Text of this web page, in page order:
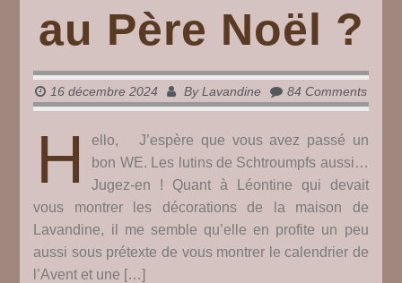
au Père Noël ?
16 décembre 2024 ByLavandine 84 Comments
H
ello, J’espère que vous avez passé un
bon WE. Les lutins de Schtroumpfs aussi…
Jugez-en ! Quant à Léontine qui devait
vous montrer les décorations de la maison de
Lavandine, il me semble qu’elle en profite un peu
aussi sous prétexte de vous montrer le calendrier de
l’Avent et une […]